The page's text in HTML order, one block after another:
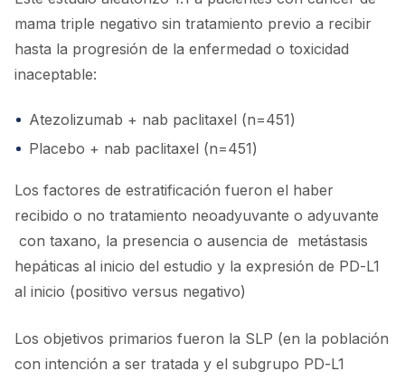
mama triple negativo sin tratamiento previo a recibir
hasta la progresión de la enfermedad o toxicidad
inaceptable:
Atezolizumab + nab paclitaxel (n=451)
Placebo + nab paclitaxel (n=451)
Los factores de estratificación fueron el haber
recibido o no tratamiento neoadyuvante o adyuvante
con taxano, la presencia o ausencia de metástasis
hepáticas al inicio del estudio y la expresión de PD-L1
al inicio (positivo versus negativo)
Los objetivos primarios fueron la SLP (en la población
con intención a ser tratada y el subgrupo PD-L1